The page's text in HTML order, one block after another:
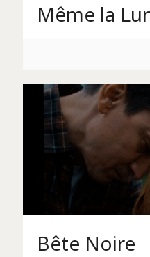
Même la
Bête Noire